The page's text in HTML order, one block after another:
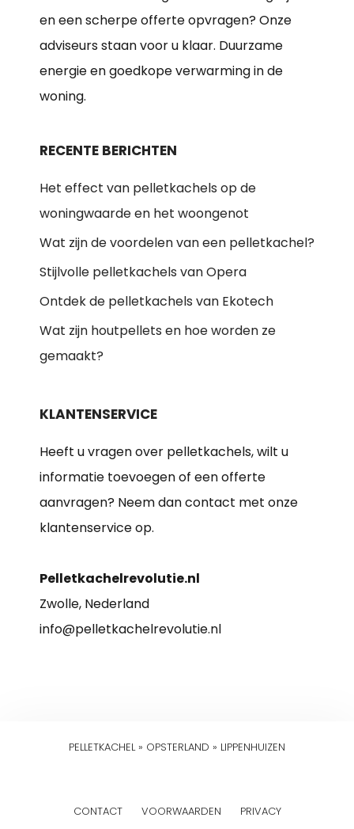
en een scherpe offerte opvragen? Onze
adviseurs staan voor u klaar. Duurzame
energie en goedkope verwarming in de
woning.
RECENTE BERICHTEN
Het effect van pelletkachels op de
woningwaarde en het woongenot
Wat zijn de voordelen van een pelletkachel?
Stijlvolle pelletkachels van Opera
Ontdek de pelletkachels van Ekotech
Wat zijn houtpellets en hoe worden ze
gemaakt?
KLANTENSERVICE
Heeft u vragen over pelletkachels, wilt u
informatie toevoegen of een offerte
aanvragen? Neem dan contact met onze
klantenservice op.
Pelletkachelrevolutie.nl
Zwolle, Nederland
info@pelletkachelrevolutie.nl
PELLETKACHEL» OPSTERLAND » LIPPENHUIZEN
CONTACT VOORWAARDEN PRIVACY